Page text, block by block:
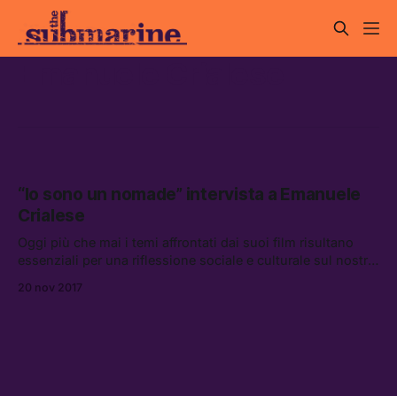
“Io sono un nomade” intervista a Emanuele
Crialese
Oggi più che mai i temi affrontati dai suoi film risultano
essenziali per una riflessione sociale e culturale sul nostro
20 nov 2017